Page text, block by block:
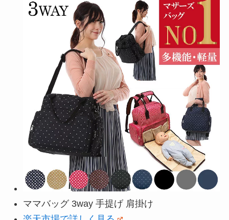
ママバッグ 3way 手提げ 肩掛け